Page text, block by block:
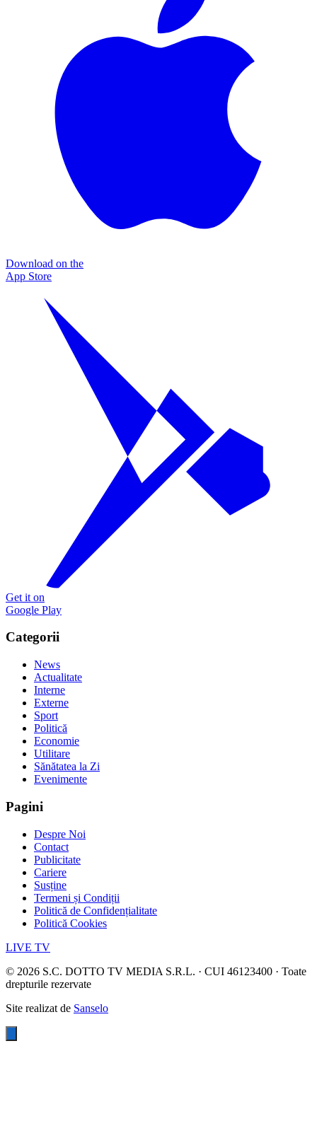
Download on the
App Store
Get it on
Google Play
Categorii
News
Actualitate
Interne
Externe
Sport
Politică
Economie
Utilitare
Sănătatea la Zi
Evenimente
Pagini
Despre Noi
Contact
Publicitate
Cariere
Susține
Termeni și Condiții
Politică de Confidențialitate
Politică Cookies
LIVE TV
© 2026 S.C. DOTTO TV MEDIA S.R.L. · CUI 46123400 · Toate
drepturile rezervate
Site realizat de Sanselo